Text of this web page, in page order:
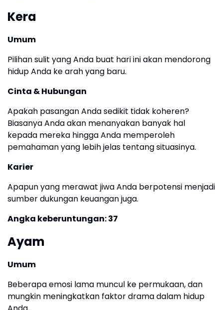
Kera
Umum
Pilihan sulit yang Anda buat hari ini akan mendorong
hidup Anda ke arah yang baru.
Cinta & Hubungan
Apakah pasangan Anda sedikit tidak koheren?
Biasanya Anda akan menanyakan banyak hal
kepada mereka hingga Anda memperoleh
pemahaman yang lebih jelas tentang situasinya.
Karier
Apapun yang merawat jiwa Anda berpotensi menjadi
sumber dukungan keuangan juga.
Angka keberuntungan: 37
Ayam
Umum
Beberapa emosi lama muncul ke permukaan, dan
mungkin meningkatkan faktor drama dalam hidup